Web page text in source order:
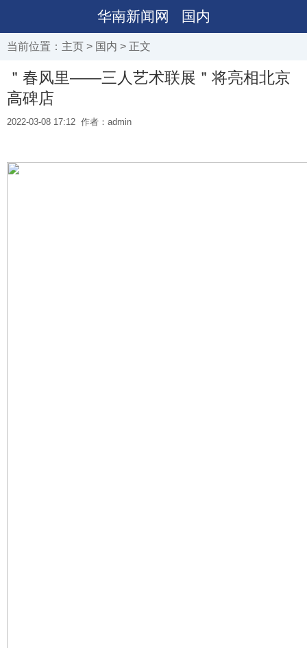
华南新闻网 国内
当前位置： 主页 > 国内 > 正文
＂春风里——三人艺术联展＂将亮相北京
高碑店
2022-03-08 17:12 作者：admin